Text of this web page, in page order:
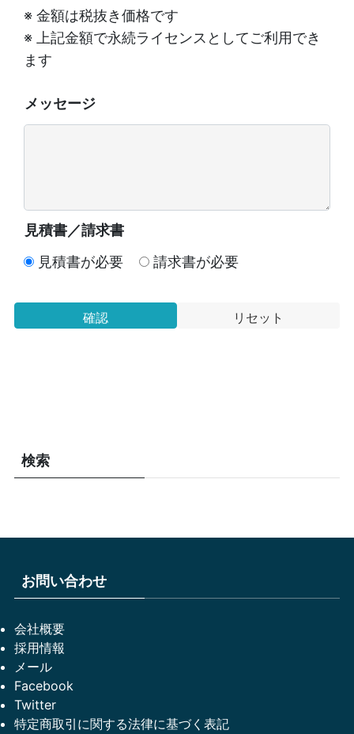
※ 金額は税抜き価格です
※ 上記金額で永続ライセンスとしてご利用でき
ます
メッセージ
見積書／請求書
見積書が必要
請求書が必要
検索
お問い合わせ
会社概要
採用情報
メール
Facebook
Twitter
特定商取引に関する法律に基づく表記